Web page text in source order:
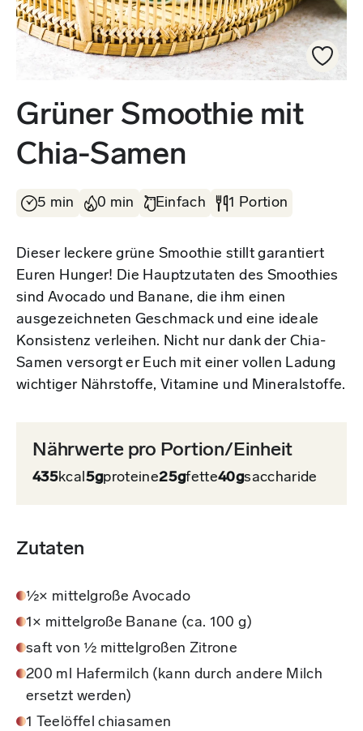
Grüner Smoothie mit
Chia-Samen
5 min 0 min Einfach 1 Portion
Dieser leckere grüne Smoothie stillt garantiert
Euren Hunger! Die Hauptzutaten des Smoothies
sind Avocado und Banane, die ihm einen
ausgezeichneten Geschmack und eine ideale
Konsistenz verleihen. Nicht nur dank der Chia-
Samen versorgt er Euch mit einer vollen Ladung
wichtiger Nährstoffe, Vitamine und Mineralstoffe.
Nährwerte pro Portion/Einheit
435kcal5gproteine25gfette40gsaccharide
Zutaten
½× mittelgroße Avocado
1× mittelgroße Banane (ca. 100 g)
saft von ½ mittelgroßen Zitrone
200 ml Hafermilch (kann durch andere Milch
ersetzt werden)
1 Teelöffel chiasamen